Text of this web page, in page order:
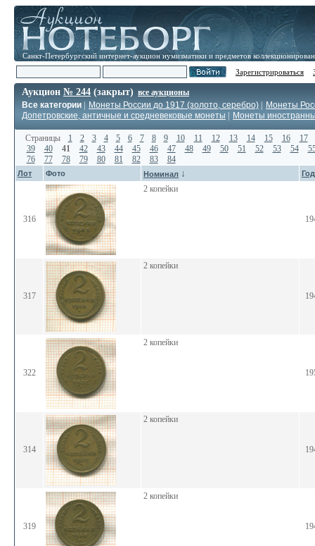
Санкт-Петербургский интернет-аукцион нумизматики и предметов
Зарегистрироваться
Аукцион № 244 (закрыт) все аукционы
Все категории
Монеты России до 1917 (золото, серебро)
Монеты
Допетровские, античные и средневековые монеты
Монеты
Страницы 1 2 3 4 5 6 7 8 9 10 11 12 13 14 15 16
17
39
40 41 42 43 44 45 46 47 48 49 50 51 52 53 54
76
77 78 79 80 81 82 83 84
Лот Фото Номинал ↓ Год
316
2 копейки
317
2 копейки
322
2 копейки
314
2 копейки
319
2 копейки